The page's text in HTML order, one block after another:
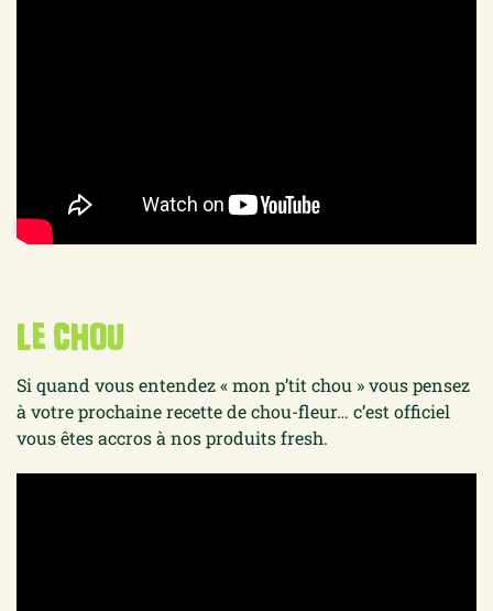
le chou
Si quand vous entendez « mon p’tit chou » vous pensez
à votre prochaine recette de chou-fleur… c’est officiel
vous êtes accros à nos produits fresh.